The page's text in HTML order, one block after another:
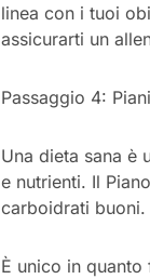
linea con i tuoi
assicurarti un
Passaggio 4:
Una dieta sana è
e nutrienti. Il
carboidrati buoni.
È unico in